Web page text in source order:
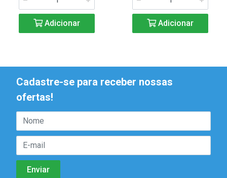
Adicionar Adicionar
Cadastre-se para receber nossas
ofertas!